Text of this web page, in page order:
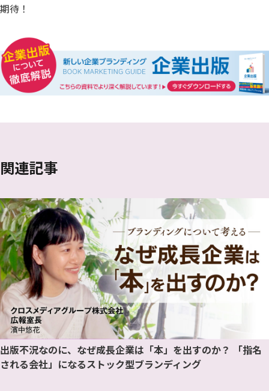
期待！
関連記事
出版不況なのに、なぜ成長企業は「本」を出すのか？ 「指名
される会社」になるストック型ブランディング